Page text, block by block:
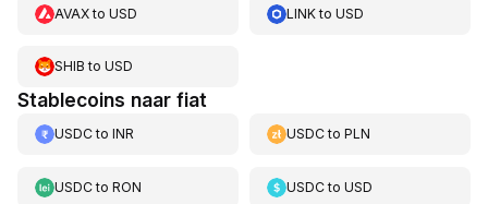
AVAXto USD LINKtoUSD
SHIB to USD
Stablecoins naar fiat
USDCto INR USDCtoPLN
USDCto RON USDCtoUSD